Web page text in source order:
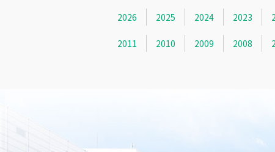
2026
2025 2024 2023
2011 2010 2009 2008